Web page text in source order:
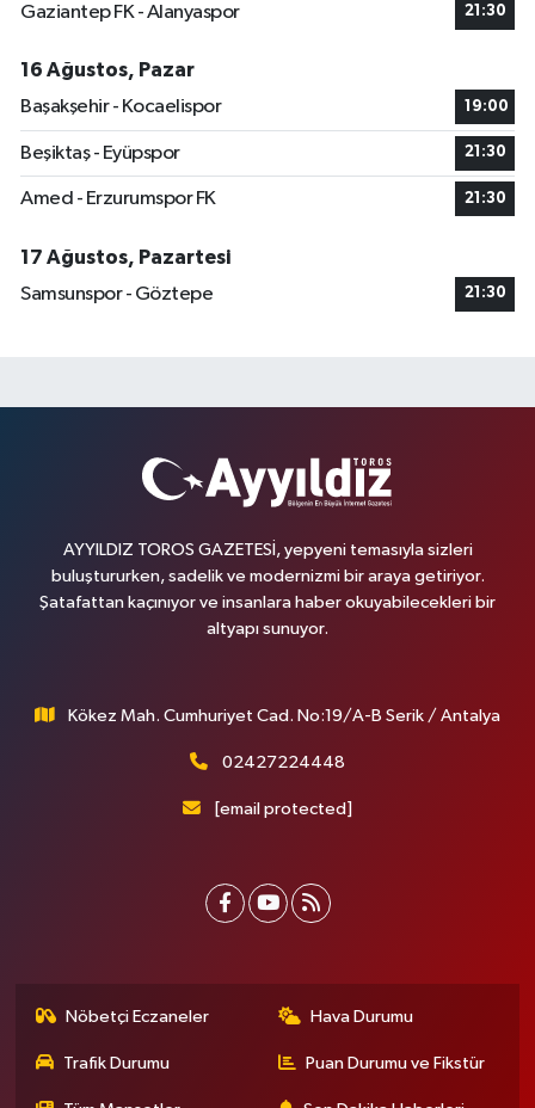
Gaziantep FK - Alanyaspor 21:30
16 Ağustos, Pazar
Başakşehir - Kocaelispor
19:00
Beşiktaş - Eyüpspor 21:30
Amed - Erzurumspor FK 21:30
17 Ağustos, Pazartesi
Samsunspor - Göztepe
21:30
AYYILDIZ TOROS GAZETESİ, yepyeni temasıyla sizleri
buluştururken, sadelik ve modernizmi bir araya getiriyor.
Şatafattan kaçınıyor ve insanlara haber okuyabilecekleri bir
altyapı sunuyor.
Kökez Mah. Cumhuriyet Cad. No:19/A-B Serik / Antalya
02427224448
[email protected]
Nöbetçi Eczaneler Hava Durumu
Trafik Durumu Puan Durumu ve Fikstür